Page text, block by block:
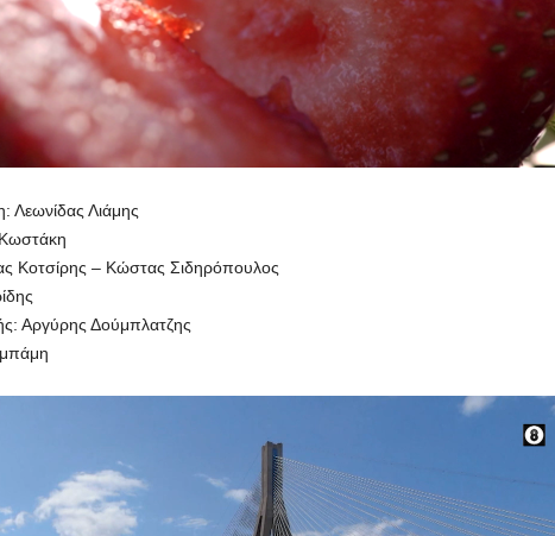
Λεωνίδας Λιάμης
Κοτσίρης – Κώστας Σιδηρόπουλος
Αργύρης Δούμπλατζης